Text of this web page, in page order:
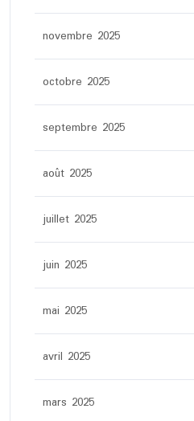
novembre 2025
octobre 2025
septembre 2025
août 2025
juillet 2025
juin 2025
mai 2025
avril 2025
mars 2025